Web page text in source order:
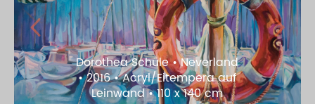
Dorothea Schüle • Neverland
• 2016 • Acryl/Eitempera auf
Leinwand • 110 x 140 cm
Previous Next